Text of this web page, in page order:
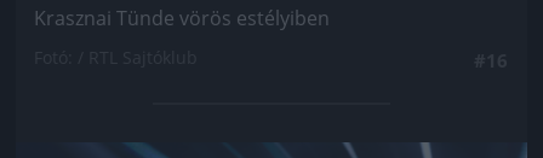
Krasznai Tünde vörös estélyiben